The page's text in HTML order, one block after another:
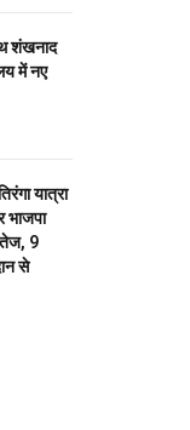
शंखनाद
में नए
यात्रा
भाजपा
तेज, 9
से